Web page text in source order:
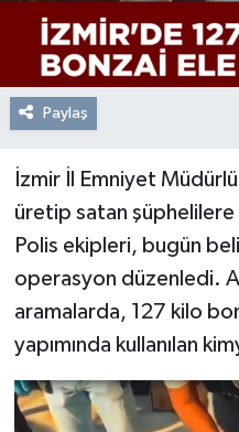
Paylaş
İzmir İl Emniyet
üretip satan şüphelilere
Polis ekipleri, bugün
operasyon düzenledi.
aramalarda, 127 kilo
yapımında kullanılan